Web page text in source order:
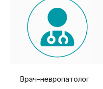
Врач-невропатолог